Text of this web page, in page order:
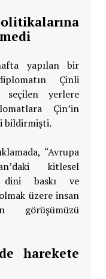
yapılan bir
Çinli
seçilen yerlere
Çin’in
bildirmişti.
“Avrupa
kitlesel
dini baskı ve
üzere insan
görüşümüzü
harekete